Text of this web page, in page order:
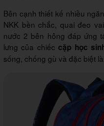
Bên cạnh thiết kế nhiều
NKK bền chắc, quai đeo
nước 2 bên hông đáp ứng
lưng của chiếc cặp học
sống, chống gù và đặc biệt